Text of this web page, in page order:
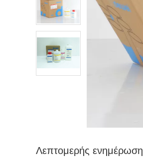
Λεπτομερής ενημέρωση